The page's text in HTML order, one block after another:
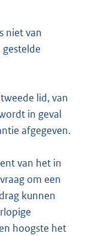
niet van
lid, van
in geval
afgegeven.
van het in
om een
kunnen
hoogste het